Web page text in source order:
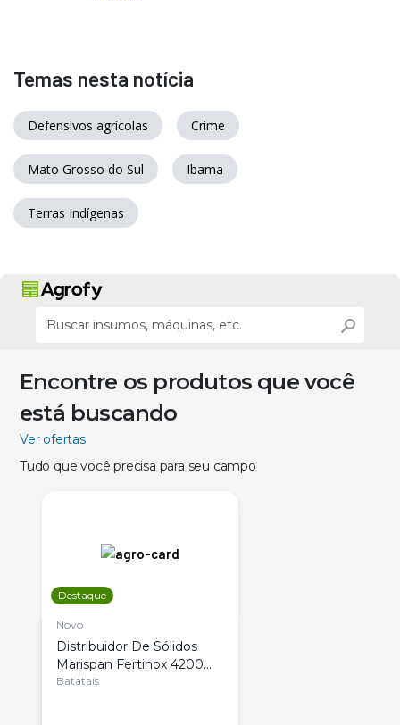
Temas nesta notícia
Defensivos agrícolas Crime
Mato Grosso do Sul Ibama
Terras Indígenas
Encontre os produtos que você
está buscando
Ver ofertas
Tudo que você precisa para seu campo
Destaque
Novo
Distribuidor De Sólidos
Marispan Fertinox 4200
Citrus
Batatais